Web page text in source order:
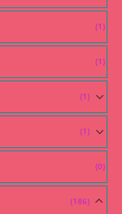
(1)
(1)
(1)
(1)
(0)
(186)